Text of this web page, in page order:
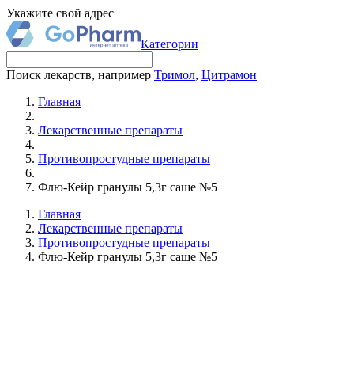
Укажите свой адрес
Категории
Поиск лекарств, например Тримол, Цитрамон
Главная
Лекарственные препараты
Противопростудные препараты
Флю-Кейр гранулы 5,3г саше №5
Главная
Лекарственные препараты
Противопростудные препараты
Флю-Кейр гранулы 5,3г саше №5